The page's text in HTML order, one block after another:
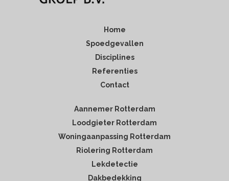
Home
Spoedgevallen
Disciplines
Referenties
Contact
Aannemer Rotterdam
Loodgieter Rotterdam
Woningaanpassing Rotterdam
Riolering Rotterdam
Lekdetectie
Dakbedekking